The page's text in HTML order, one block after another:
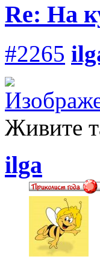
Re: На
#2265
Живите
ilga